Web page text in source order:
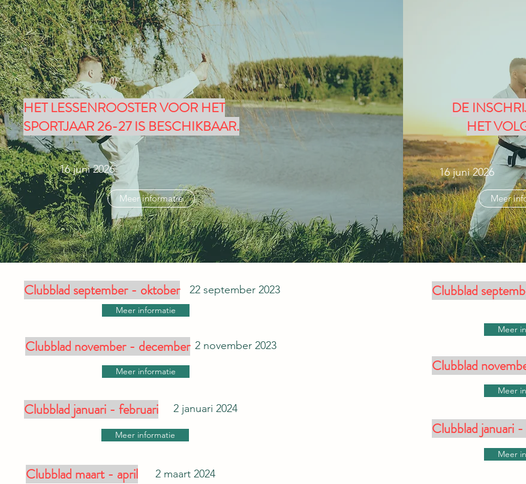
HET LESSENROOSTER VOOR HET
SPORTJAAR 26-27 IS BESCHIKBAAR.
16 juni 2026
Meer informatie
DE
HET
16 juni 2026
Meer
Clubblad september - oktober 22 september 2023
Meer informatie
Clubblad november - december 2 november 2023
Meer informatie
Clubblad januari - februari 2 januari 2024
Meer informatie
Clubblad maart - april 2 maart 2024
Clubblad
Meer
Clubblad
Meer
Clubblad januari
Meer